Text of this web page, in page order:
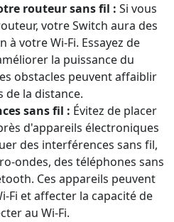
routeur sans fil : Si vous
votre Switch aura des
à votre Wi-Fi. Essayez de
la puissance du
obstacles peuvent affaiblir
de la distance.
sans fil : Évitez de placer
d'appareils électroniques
des interférences sans fil,
ondes, des téléphones sans
Ces appareils peuvent
Fi et affecter la capacité de
au Wi-Fi.